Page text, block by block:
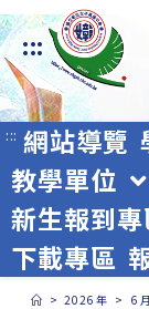
跳
轉
至
主
要
內
容
:::
::: 網站導覽
教學單位
新生報到專
下載專區
> 2026 年 > 6 月